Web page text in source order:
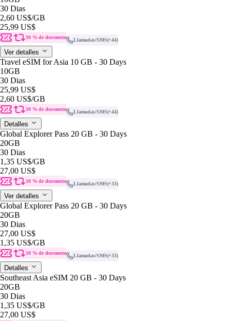
30 Dias
2,60 US$/GB
25,99 US$
10 % de descuento Llamadas/SMS(+44)
Ver detalles
Travel eSIM for Asia 10 GB - 30 Days
10GB
30 Dias
25,99 US$
2,60 US$/GB
10 % de descuento Llamadas/SMS(+44)
Detalles
Global Explorer Pass 20 GB - 30 Days
20GB
30 Dias
1,35 US$/GB
27,00 US$
10 % de descuento Llamadas/SMS(+33)
Ver detalles
Global Explorer Pass 20 GB - 30 Days
20GB
30 Dias
27,00 US$
1,35 US$/GB
10 % de descuento Llamadas/SMS(+33)
Detalles
Southeast Asia eSIM 20 GB - 30 Days
20GB
30 Dias
1,35 US$/GB
27,00 US$